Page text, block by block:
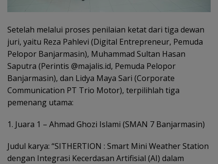
Setelah melalui proses penilaian ketat dari tiga dewan
juri, yaitu Reza Pahlevi (Digital Entrepreneur, Pemuda
Pelopor Banjarmasin), Muhammad Sultan Hasan
Saputra (Perintis @majalis.id, Pemuda Pelopor
Banjarmasin), dan Lidya Maya Sari (Corporate
Communication PT Trio Motor), terpilihlah tiga
pemenang utama:
1. Juara 1 – Ahmad Ghozi Islami (SMAN 7 Banjarmasin)
Judul karya: “SITHERTION : Smart Mini Weather Station
dengan Integrasi Kecerdasan Artifisial (AI) dalam